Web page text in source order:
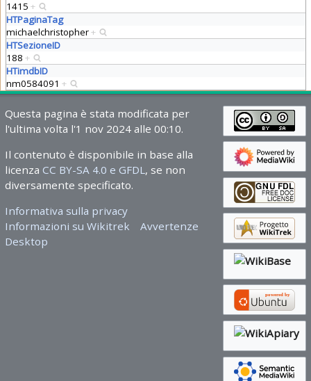
1415 +
HTPaginaTag
michaelchristopher+
HTSezioneID
188 +
HTimdbID
nm0584091 +
Questa pagina è stata modificata per
l'ultima volta l'1 nov 2024 alle 00:10.
Il contenuto è disponibile in base alla
licenza CC BY-SA 4.0 e GFDL , se non
diversamente specificato.
Informativa sulla privacy
Informazioni su Wikitrek
Avvertenze
Desktop